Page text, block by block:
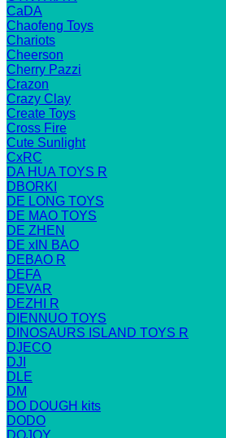
CaDA
Chaofeng Toys
Chariots
Cheerson
Cherry Pazzi
Crazon
Crazy Clay
Create Toys
Cross Fire
Cute Sunlight
CxRC
DA HUA TOYS R
DBORKI
DE LONG TOYS
DE MAO TOYS
DE ZHEN
DE xIN BAO
DEBAO R
DEFA
DEVAR
DEZHI R
DIENNUO TOYS
DINOSAURS ISLAND TOYS R
DJECO
DJI
DLE
DM
DO DOUGH kits
DODO
DOJOY